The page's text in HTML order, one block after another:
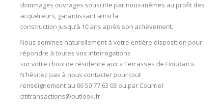
dommages ouvrages souscrite par nous-mêmes au profit des
acquéreurs, garantissant ainsi la
construction jusqu’à 10 ans après son achèvement.
Nous sommes naturellement à votre entière disposition pour
répondre à toutes vos interrogations
sur votre choix de résidence aux « Terrasses de Houdan ».
N’hésitez pas à nous contacter pour tout
renseignement au 06 50 77 63 03 ou par Courriel
cititransactions@outlook.fr.